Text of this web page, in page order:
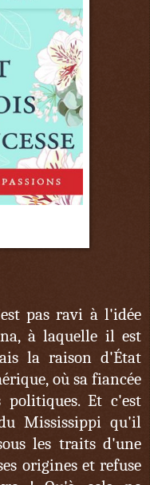
pas ravi à l'idée
à laquelle il est
la raison d'État
où sa fiancée
Et c'est
Mississippi qu'il
les traits d'une
origines et refuse